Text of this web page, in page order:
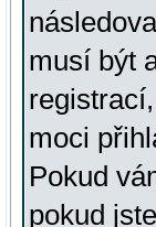
musí být
moci
Pokud
pokud